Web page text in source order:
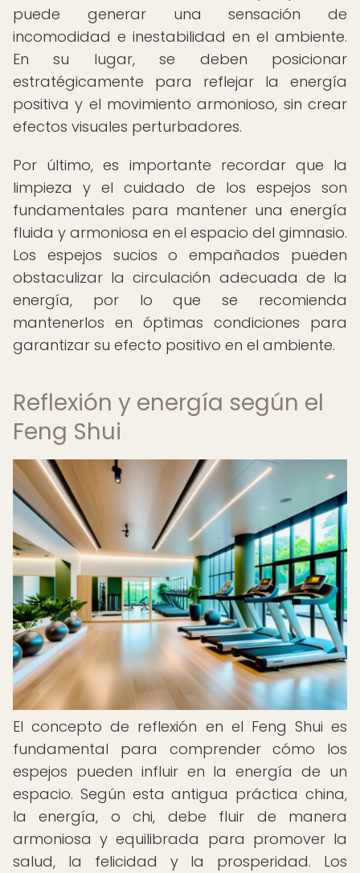
puede generar una sensación de
incomodidad e inestabilidad en el ambiente.
En su lugar, se deben posicionar
estratégicamente para reflejar la energía
positiva y el movimiento armonioso, sin crear
efectos visuales perturbadores.
Por último, es importante recordar que la
limpieza y el cuidado de los espejos son
fundamentales para mantener una energía
fluida y armoniosa en el espacio del gimnasio.
Los espejos sucios o empañados pueden
obstaculizar la circulación adecuada de la
energía, por lo que se recomienda
mantenerlos en óptimas condiciones para
garantizar su efecto positivo en el ambiente.
Reflexión y energía según el
Feng Shui
El concepto de reflexión en el Feng Shui es
fundamental para comprender cómo los
espejos pueden influir en la energía de un
espacio. Según esta antigua práctica china,
la energía, o chi, debe fluir de manera
armoniosa y equilibrada para promover la
salud, la felicidad y la prosperidad. Los